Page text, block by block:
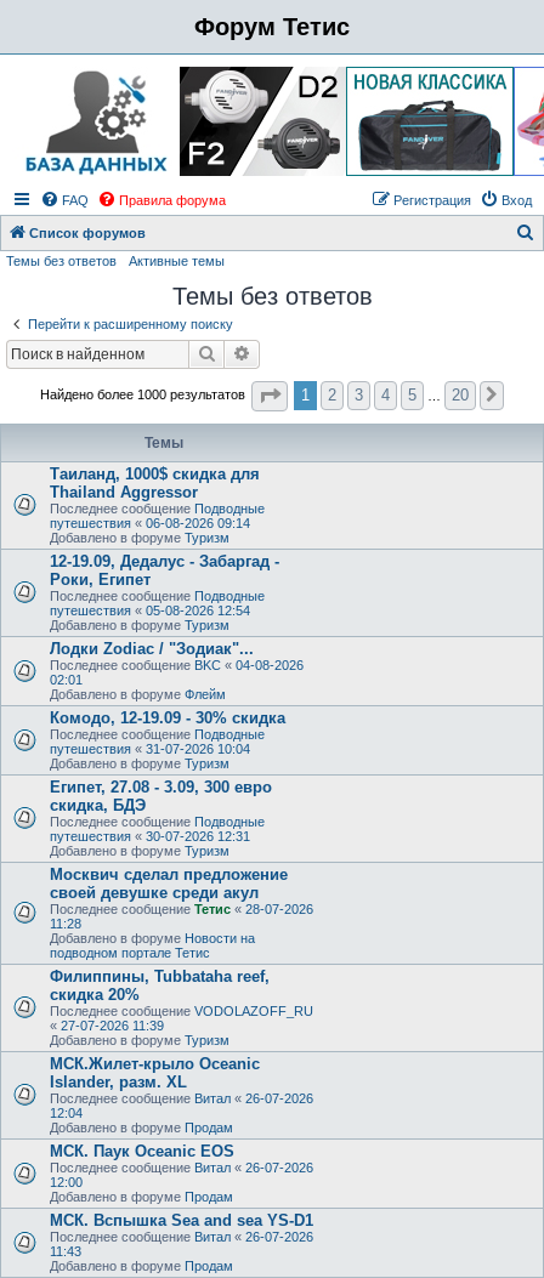
Форум Тетис
FAQ Правила форума Вход
Регистрация
Список форумов
Темы без ответов Активные темы
Темы без ответов
Перейти к расширенному поиску
Поиск
Найдено более 1000 результатов Страница1 из
1 2 3 4 5 20
Темы
Таиланд, 1000$ скидка для
Thailand Aggressor
Последнее сообщение Подводные
путешествия « 06-08-2026 09:14
Добавлено в форуме Туризм
12-19.09, Дедалус - Забаргад -
Роки, Египет
Последнее сообщение Подводные
путешествия « 05-08-2026 12:54
Добавлено в форуме Туризм
Лодки Zodiac / "Зодиак"...
Последнее сообщение BKC « 04-08-2026
02:01
Добавлено в форуме Флейм
Комодо, 12-19.09 - 30% скидка
Последнее сообщение Подводные
путешествия « 31-07-2026 10:04
Добавлено в форуме Туризм
Египет, 27.08 - 3.09, 300 евро
скидка, БДЭ
Последнее сообщение Подводные
путешествия « 30-07-2026 12:31
Добавлено в форуме Туризм
Москвич сделал предложение
своей девушке среди акул
Последнее сообщение Тетис « 28-07-2026
11:28
Добавлено в форуме Новости на
подводном портале Тетис
Филиппины, Tubbataha reef,
скидка 20%
Последнее сообщение VODOLAZOFF_RU
« 27-07-2026 11:39
Добавлено в форуме Туризм
МСК.Жилет-крыло Oceanic
Islander, разм. XL
Последнее сообщение Витал « 26-07-2026
12:04
Добавлено в форуме Продам
МСК. Паук Oceanic EOS
Последнее сообщение Витал « 26-07-2026
12:00
Добавлено в форуме Продам
МСК. Вспышка Sea and sea YS-D1
Последнее сообщение Витал « 26-07-2026
11:43
Добавлено в форуме Продам